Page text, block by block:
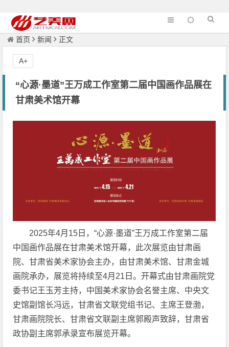
首页 新闻 正文
“心源·墨道”王万成工作室第二届中国画作品展在
甘肃美术馆开幕
2025年4月15日，“心源·墨道”王万成工作室第二届
中国画作品展在甘肃美术馆开幕，此次展览由甘肃画
院、甘肃省美术家协会主办，由甘肃美术馆、甘肃金城
画院承办，展览将持续至4月21日。开幕式由甘肃画院党
委书记王玉芳主持，中国美术家协会名誉主席、中央文
史馆副馆长冯远，甘肃省文联党组书记、主席王登渤，
甘肃画院院长、甘肃省文联副主席郭殿声致辞，甘肃省
政协副主席郭承录宣布展览开幕。
A+